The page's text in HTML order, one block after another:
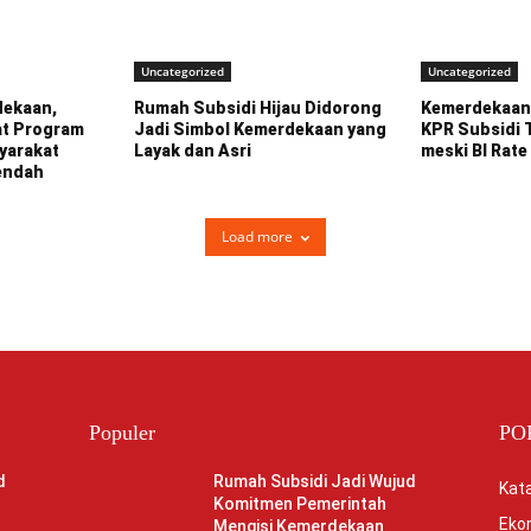
Program
Uncategorized
Rumah Subsidi Hijau Didorong
Jadi Simbol Kemerdekaan yang
Layak dan Asri
Uncategorized
KPR Subsidi
meski BI
Load more
Populer
Rumah Subsidi Jadi Wujud
Komitmen Pemerintah
Mengisi Kemerdekaan